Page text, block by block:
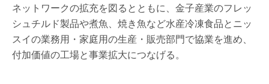
ネットワークの拡充を図るとともに、金子産業のフレッ
シュチルド製品や煮魚、焼き魚など水産冷凍食品とニッ
スイの業務用・家庭用の生産・販売部門で協業を進め、
付加価値の工場と事業拡大につなげる。